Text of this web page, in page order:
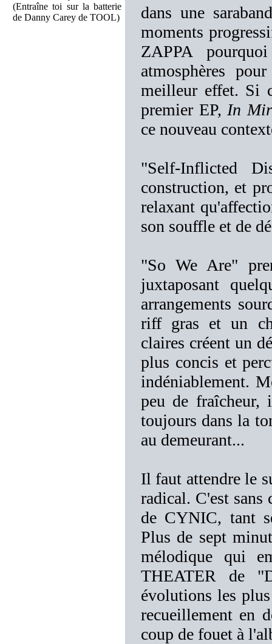
(Entraîne toi sur la batterie
de Danny Carey de TOOL)
dans une
moments
ZAPPA
atmosphères
meilleur effet. Si
premier EP, In
ce nouveau
"Self-Inflicted
construction, et
relaxant
son souffle et de
"So We Are"
juxtaposant
arrangements
riff gras et un
claires créent un
plus concis et
indéniablement.
peu de fraîcheur,
toujours dans la
au demeurant...
Il faut attendre le
radical. C'est sans
de CYNIC, tant
Plus de sept
mélodique qui
THEATER de
évolutions les
recueillement en
coup de fouet à